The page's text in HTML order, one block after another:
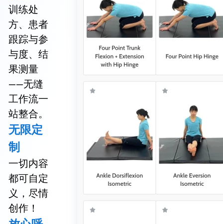
训练处
方、患者
跟踪与参
与度、结
果测量
——无缝
工作流一
站整合。
无限定
制
一切内容
都可自定
义，尽情
创作！